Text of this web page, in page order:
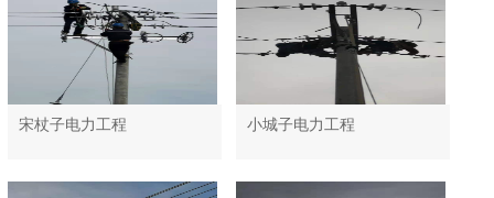
宋杖子电力工程 小城子电力工程